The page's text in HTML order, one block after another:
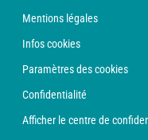
Mentions légales
Infos cookies
Paramètres des cookies
Confidentialité
Afficher le centre de